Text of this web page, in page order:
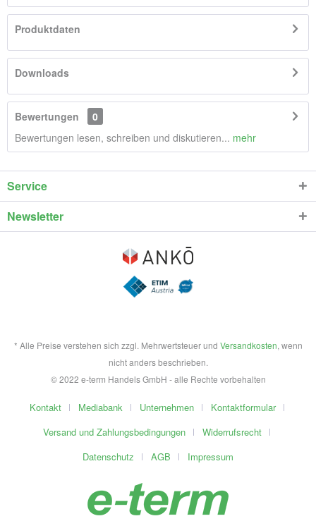
Produktdaten
Downloads
Bewertungen
0
Bewertungen lesen, schreiben und diskutieren... mehr
Service
Newsletter
* Alle Preise verstehen sich zzgl. Mehrwertsteuer und Versandkosten, wenn
nicht anders beschrieben.
© 2022 e-term Handels GmbH - alle Rechte vorbehalten
Kontakt Mediabank Unternehmen
Kontaktformular
Versand und Zahlungsbedingungen
Widerrufsrecht
Datenschutz
AGB Impressum